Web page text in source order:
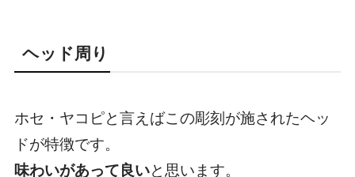
ヘッド周り
ホセ・ヤコピと言えばこの彫刻が施されたヘッ
ドが特徴です。
味わいがあって良いと思います。